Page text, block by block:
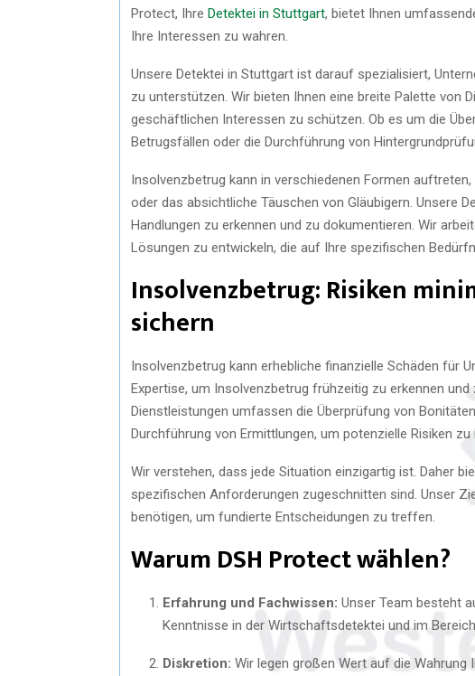
Protect, Ihre Detektei in Stuttgart, bietet Ihnen
Ihre Interessen zu wahren.
Unsere Detektei in Stuttgart ist darauf spezialisiert,
zu unterstützen. Wir bieten Ihnen eine breite Palette von
geschäftlichen Interessen zu schützen. Ob es um die
Betrugsfällen oder die Durchführung von
Insolvenzbetrug kann in verschiedenen Formen
oder das absichtliche Täuschen von Gläubigern. Unsere
Handlungen zu erkennen und zu dokumentieren. Wir
Lösungen zu entwickeln, die auf Ihre spezifischen
Insolvenzbetrug: Risiken
sichern
Insolvenzbetrug kann erhebliche finanzielle Schäden für
Expertise, um Insolvenzbetrug frühzeitig zu erkennen und
Dienstleistungen umfassen die Überprüfung von
Durchführung von Ermittlungen, um potenzielle Risiken zu
Wir verstehen, dass jede Situation einzigartig ist. Daher
spezifischen Anforderungen zugeschnitten sind. Unser
benötigen, um fundierte Entscheidungen zu treffen.
Warum DSH Protect wählen?
Erfahrung und Fachwissen: Unser Team besteht
Kenntnisse in der Wirtschaftsdetektei und im
Diskretion: Wir legen großen Wert auf die Wahrung